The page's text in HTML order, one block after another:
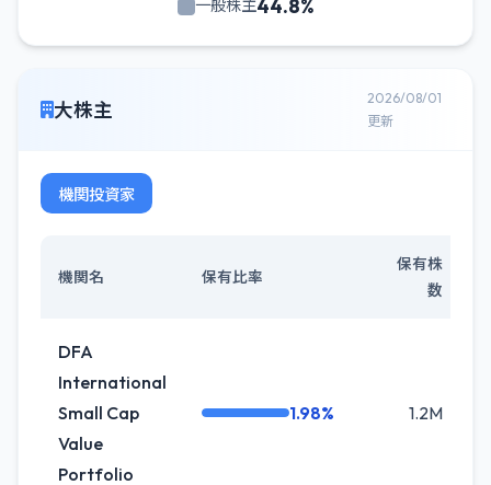
一般株主44.8%
大株主
2026/08/01
更新
機関投資家
機関名 保有比率
保有株
数
DFA
International
Small Cap
Value
Portfolio
1.98% 1.2M